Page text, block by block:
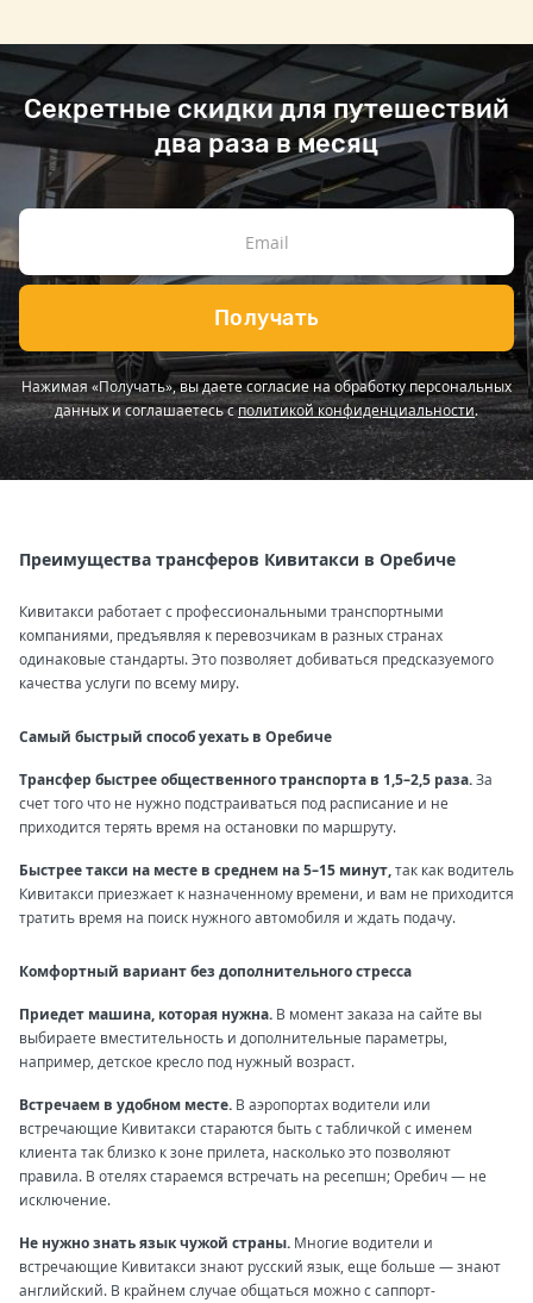
Секретные скидки для путешествий
два раза в месяц
Получать
Нажимая «Получать», вы даете согласие на обработку персональных
данных и соглашаетесь сполитикой конфиденциальности.
Преимущества трансферов Кивитакси в Оребиче
Кивитакси работает с профессиональными транспортными
компаниями, предъявляя к перевозчикам в разных странах
одинаковые стандарты. Это позволяет добиваться предсказуемого
качества услуги по всему миру.
Самый быстрый способ уехать в Оребиче
Трансфер быстрее общественного транспорта в 1,5–2,5 раза.За
счет того что не нужно подстраиваться под расписание и не
приходится терять время на остановки по маршруту.
Быстрее такси на месте в среднем на 5–15 минут,так как водитель
Кивитакси приезжает к назначенному времени, и вам не приходится
тратить время на поиск нужного автомобиля и ждать подачу.
Комфортный вариант без дополнительного стресса
Приедет машина, которая нужна. В момент заказа на сайте вы
выбираете вместительность и дополнительные параметры,
например, детское кресло под нужный возраст.
Встречаем в удобном месте. В аэропортах водители или
встречающие Кивитакси стараются быть с табличкой с именем
клиента так близко к зоне прилета, насколько это позволяют
правила. В отелях стараемся встречать на ресепшн; Оребич — не
исключение.
Не нужно знать язык чужой страны. Многие водители и
встречающие Кивитакси знают русский язык, еще больше — знают
английский. В крайнем случае общаться можно с саппорт-